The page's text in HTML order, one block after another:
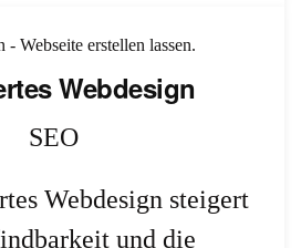
Webdesign
SEO
Webdesign steigert
und die